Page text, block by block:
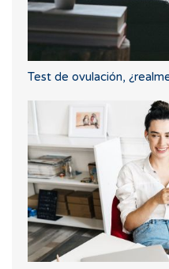
Test de ovulación,